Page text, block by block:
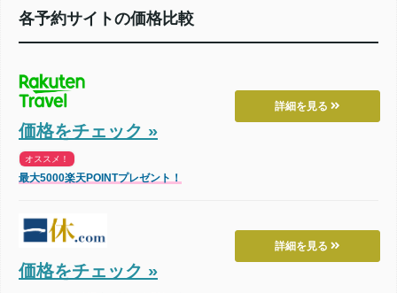
各予約サイトの価格比較
詳細を見る
価格をチェック »
オススメ！
最大5000楽天POINTプレゼント！
詳細を見る
価格をチェック »